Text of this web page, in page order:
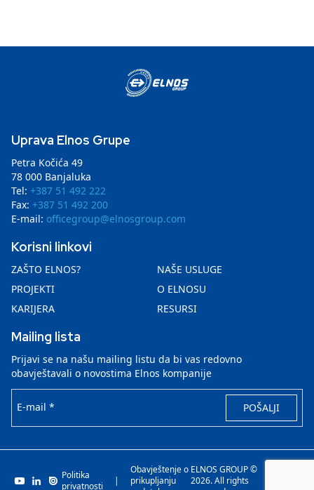
Uprava Elnos Grupe
Petra Kočića 49
78 000 Banjaluka
Tel: +387 51 492 222
Fax: +387 51 492 200
E-mail: officegroup@elnosgroup.com
Korisni linkovi
ZAŠTO ELNOS?
NAŠE USLUGE
PROJEKTI
O ELNOSU
KARIJERA
RESURSI
Mailing lista
Prijavi se na našu mailing listu da bi vas redovno
obavještavali o novostima Elnos kompanije
E-mail * POŠALJI
Politika
privatnosti
|
Obavještenje o
prikupljanju
ELNOS GROUP ©
2026. All rights